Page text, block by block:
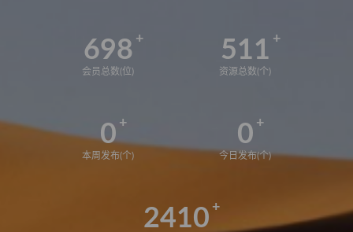
698
会员总数(位)
511
资源总数(个)
0
本周发布(个)
0
今日发布(个)
2410